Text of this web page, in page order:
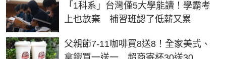
「1科系」台灣僅5大學能讀！學霸考
上也放棄 補習班認了低薪又累
父親節7-11咖啡買8送8！全家美式、